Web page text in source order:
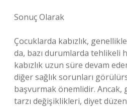
Sonuç Olarak
Çocuklarda kabızlık,
da, bazı durumlarda tehlikeli
kabızlık uzun süre devam
diğer sağlık sorunları
başvurmak önemlidir. Ancak,
tarzı değişiklikleri, diyet